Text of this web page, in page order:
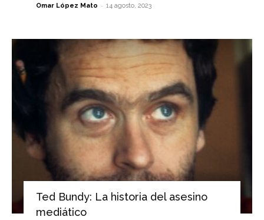
Omar López Mato - 14 agosto, 2023
Ted Bundy: La historia del asesino
mediático